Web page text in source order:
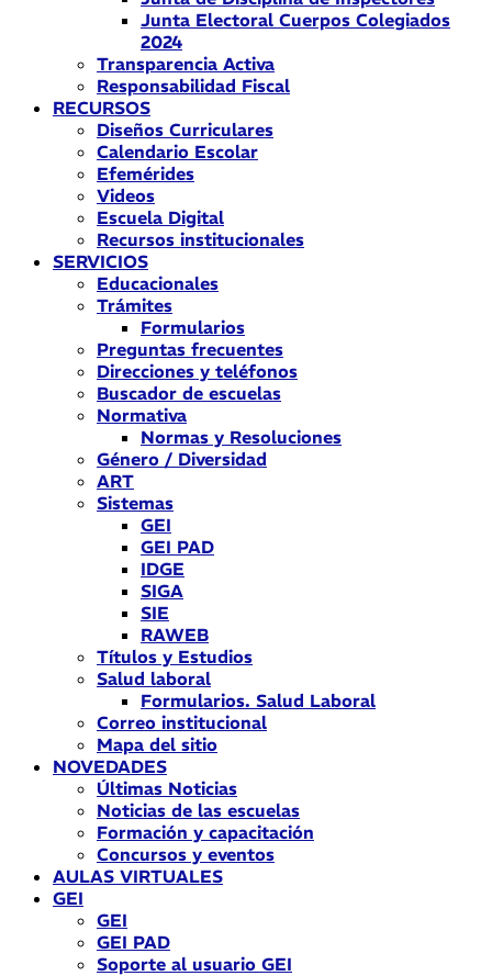
Junta Electoral Cuerpos Colegiados
2024
Transparencia Activa
Responsabilidad Fiscal
RECURSOS
Diseños Curriculares
Calendario Escolar
Efemérides
Videos
Escuela Digital
Recursos institucionales
SERVICIOS
Educacionales
Trámites
Formularios
Preguntas frecuentes
Direcciones y teléfonos
Buscador de escuelas
Normativa
Normas y Resoluciones
Género / Diversidad
ART
Sistemas
GEI
GEI PAD
IDGE
SIGA
SIE
RAWEB
Títulos y Estudios
Salud laboral
Formularios. Salud Laboral
Correo institucional
Mapa del sitio
NOVEDADES
Últimas Noticias
Noticias de las escuelas
Formación y capacitación
Concursos y eventos
AULAS VIRTUALES
GEI
GEI
GEI PAD
Soporte al usuario GEI